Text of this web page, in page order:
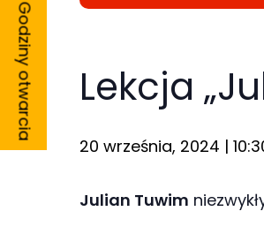
Lekcja
20 września, 2024 |
Julian Tuwim
Godziny otwarcia
Konieczne
Te pliki cookie